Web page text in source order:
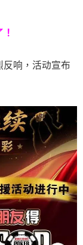
反响，活动宣布